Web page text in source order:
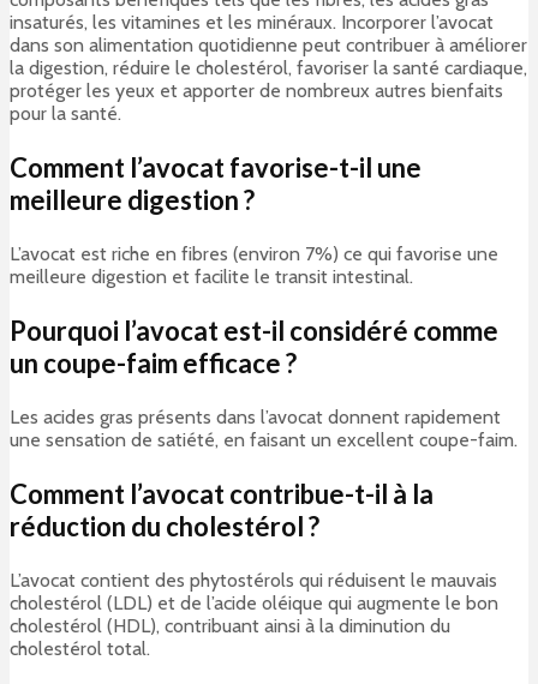
insaturés, les vitamines et les minéraux. Incorporer l’avocat
dans son alimentation quotidienne peut contribuer à améliorer
la digestion, réduire le cholestérol, favoriser la santé cardiaque,
protéger les yeux et apporter de nombreux autres bienfaits
pour la santé.
Comment l’avocat favorise-t-il une
meilleure digestion ?
L’avocat est riche en fibres (environ 7%) ce qui favorise une
meilleure digestion et facilite le transit intestinal.
Pourquoi l’avocat est-il considéré comme
un coupe-faim efficace ?
Les acides gras présents dans l’avocat donnent rapidement
une sensation de satiété, en faisant un excellent coupe-faim.
Comment l’avocat contribue-t-il à la
réduction du cholestérol ?
L’avocat contient des phytostérols qui réduisent le mauvais
cholestérol (LDL) et de l’acide oléique qui augmente le bon
cholestérol (HDL), contribuant ainsi à la diminution du
cholestérol total.